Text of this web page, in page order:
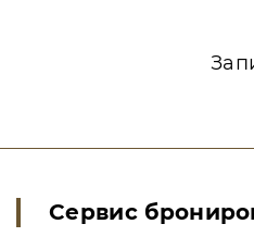
Сервис